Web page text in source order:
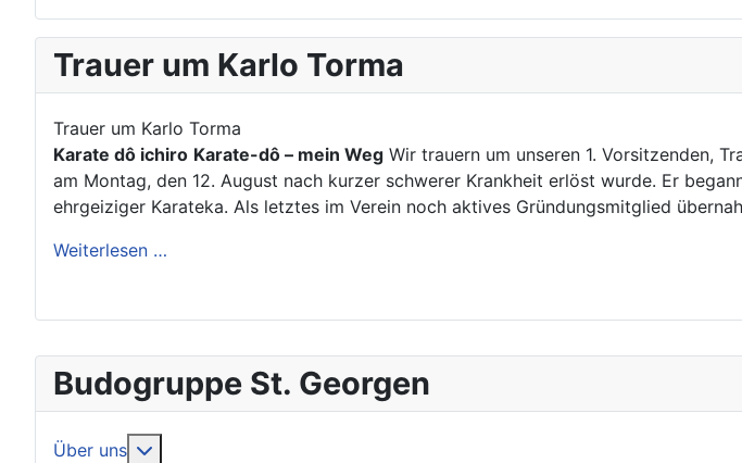
Budogruppe St. Georgen
Über uns
Trauer um Karlo Torma
Trauer um Karlo Torma
Karate dô ichiro Karate-dô – mein Weg Wir trauern um unseren 1. Vorsitzenden,
am Montag, den 12. August nach kurzer schwerer Krankheit erlöst wurde. Er
ehrgeiziger Karateka. Als letztes im Verein noch aktives Gründungsmitglied
Weiterlesen …